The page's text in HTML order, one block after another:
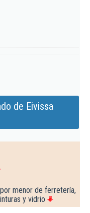
de Eivissa
menor de ferretería,
y vidrio